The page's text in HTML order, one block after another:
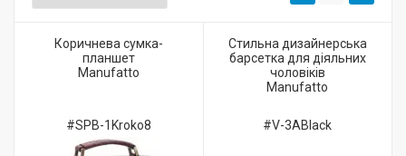
Коричнева cумка-
планшет
Manufatto
#SPB-1Kroko8
Стильна дизайнерська
барсетка для діяльних
чоловіків
Manufatto
#V-3ABlack